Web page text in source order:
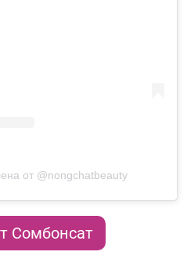
от @nongchatbeauty
Сомбонсат